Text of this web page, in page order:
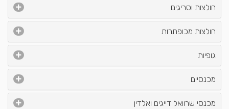
חולצות וסריגים
חולצות מכופתרות
גופיות
מכנסיים
מכנסי שרוואל דייגים ואלדין